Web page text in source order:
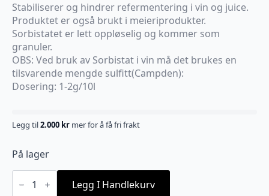
Stabiliserer og hindrer refermentering i vin og juice.
Produktet er også brukt i meieriprodukter.
Sorbistatet er lett oppløselig og kommer som
granuler.
OBS: Ved bruk av Sorbistat i vin må det brukes en
tilsvarende mengde sulfitt(Campden):
Dosering: 1-2g/10l
Legg til2.000 kr mer for å få fri frakt
På lager
Sorbistat
(Kalium Legg I Handlekurv